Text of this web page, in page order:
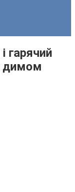
гарячий
димом